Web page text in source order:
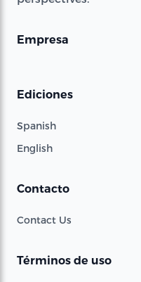
Empresa
Ediciones
Spanish
English
Contacto
Contact Us
Términos de uso